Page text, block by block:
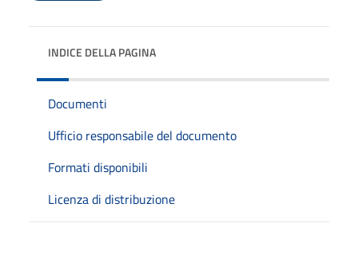
INDICE DELLA PAGINA
Documenti
Ufficio responsabile del documento
Formati disponibili
Licenza di distribuzione